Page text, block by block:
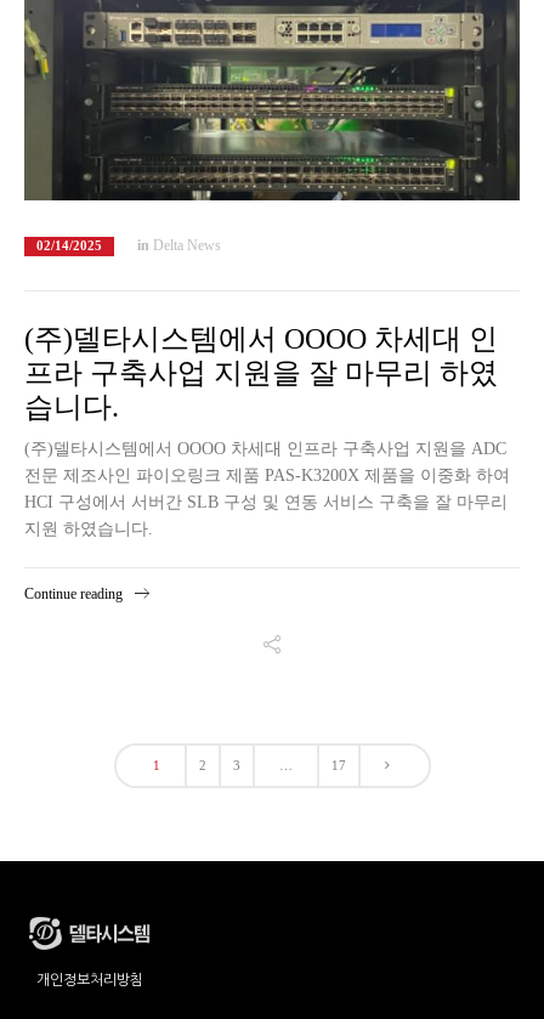
02/14/2025 in Delta News
(주)델타시스템에서 OOOO 차세대 인
프라 구축사업 지원을 잘 마무리 하였
습니다.
(주)델타시스템에서 OOOO 차세대 인프라 구축사업 지원을 ADC
전문 제조사인 파이오링크 제품 PAS-K3200X 제품을 이중화 하여
HCI 구성에서 서버간 SLB 구성 및 연동 서비스 구축을 잘 마무리
지원 하였습니다.
Continue reading
1 2 3 … 17
개인정보처리방침